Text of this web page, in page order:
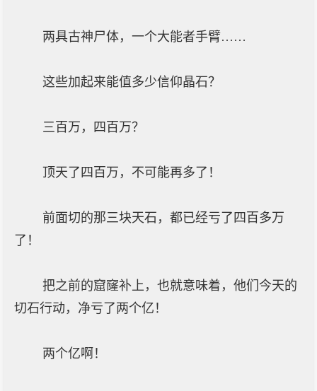
两具古神尸体，一个大能者手臂……
这些加起来能值多少信仰晶石？
三百万，四百万？
顶天了四百万，不可能再多了！
前面切的那三块天石，都已经亏了四百多万
了！
把之前的窟窿补上，也就意味着，他们今天的
切石行动，净亏了两个亿！
两个亿啊！